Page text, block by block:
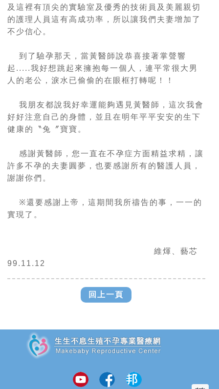
及這裡有頂尖的實驗室及優秀的技術員及美麗親切
的護理人員這有高成功率，所以讓我們夫妻增加了
不少信心。
到了驗孕那天，當黃醫師說恭喜接著掌聲響
起 .....我好想跳起來擁抱每一個人，連平常很大男
人的老公，淚水已偷偷的在眼框打轉呢！！
我朋友都說我好幸運能夠遇見黃醫師，這次我會
好好注意自己的身體，並且在明年平平安安的生下
健康的〝兔〞寶寶。
感謝黃醫師，您一直在不孕症方面精益求精，讓
許多不孕的夫妻圓夢，也要感謝所有的醫護人員，
謝謝你們。
※還要感謝上帝，這期間我所禱告的事，一一的
實現了。
維煇、藝芯
99.11.12
回上一頁